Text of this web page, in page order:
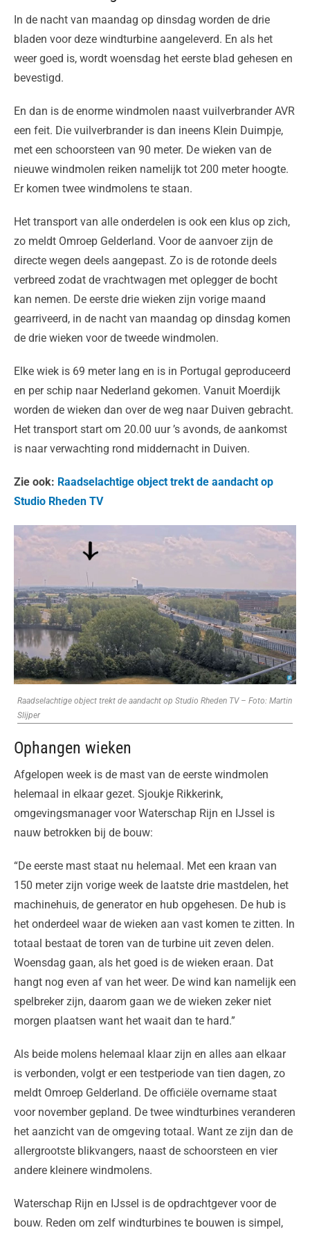
In de nacht van maandag op dinsdag worden de drie
bladen voor deze windturbine aangeleverd. En als het
weer goed is, wordt woensdag het eerste blad gehesen en
bevestigd.
En dan is de enorme windmolen naast vuilverbrander AVR
een feit. Die vuilverbrander is dan ineens Klein Duimpje,
met een schoorsteen van 90 meter. De wieken van de
nieuwe windmolen reiken namelijk tot 200 meter hoogte.
Er komen twee windmolens te staan.
Het transport van alle onderdelen is ook een klus op zich,
zo meldt Omroep Gelderland. Voor de aanvoer zijn de
directe wegen deels aangepast. Zo is de rotonde deels
verbreed zodat de vrachtwagen met oplegger de bocht
kan nemen. De eerste drie wieken zijn vorige maand
gearriveerd, in de nacht van maandag op dinsdag komen
de drie wieken voor de tweede windmolen.
Elke wiek is 69 meter lang en is in Portugal geproduceerd
en per schip naar Nederland gekomen. Vanuit Moerdijk
worden de wieken dan over de weg naar Duiven gebracht.
Het transport start om 20.00 uur ’s avonds, de aankomst
is naar verwachting rond middernacht in Duiven.
Zie ook: Raadselachtige object trekt de aandacht op
Studio Rheden TV
Raadselachtige object trekt de aandacht op Studio Rheden TV – Foto: Martin
Slijper
Ophangen wieken
Afgelopen week is de mast van de eerste windmolen
helemaal in elkaar gezet. Sjoukje Rikkerink,
omgevingsmanager voor Waterschap Rijn en IJssel is
nauw betrokken bij de bouw:
“De eerste mast staat nu helemaal. Met een kraan van
150 meter zijn vorige week de laatste drie mastdelen, het
machinehuis, de generator en hub opgehesen. De hub is
het onderdeel waar de wieken aan vast komen te zitten. In
totaal bestaat de toren van de turbine uit zeven delen.
Woensdag gaan, als het goed is de wieken eraan. Dat
hangt nog even af van het weer. De wind kan namelijk een
spelbreker zijn, daarom gaan we de wieken zeker niet
morgen plaatsen want het waait dan te hard.”
Als beide molens helemaal klaar zijn en alles aan elkaar
is verbonden, volgt er een testperiode van tien dagen, zo
meldt Omroep Gelderland. De officiële overname staat
voor november gepland. De twee windturbines veranderen
het aanzicht van de omgeving totaal. Want ze zijn dan de
allergrootste blikvangers, naast de schoorsteen en vier
andere kleinere windmolens.
Waterschap Rijn en IJssel is de opdrachtgever voor de
bouw. Reden om zelf windturbines te bouwen is simpel,